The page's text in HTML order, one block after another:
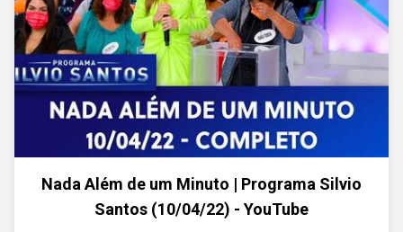
Nada Além de um Minuto | Programa Silvio
Santos (10/04/22) - YouTube